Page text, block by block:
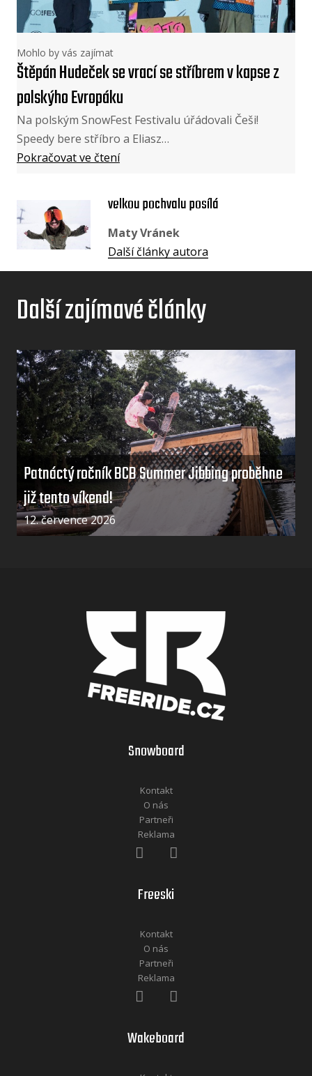
Mohlo by vás zajímat
Štěpán Hudeček se vrací se stříbrem v kapse z
polskýho Evropáku
Na polským SnowFest Festivalu úřádovali Češi!
Speedy bere stříbro a Eliasz…
Pokračovat ve čtení
velkou pochvalu posílá
Maty Vránek
Další články autora
Další zajímavé články
Patnáctý ročník BCB Summer Jibbing proběhne
již tento víkend!
12. července 2026
Snowboard
Kontakt
O nás
Partneři
Reklama
Freeski
Kontakt
O nás
Partneři
Reklama
Wakeboard